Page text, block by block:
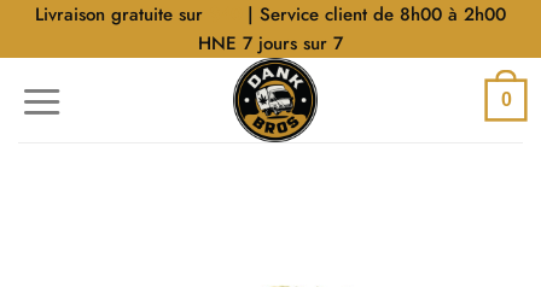
AllerLivraison gratuite sur
| Service client de 8h00 à 2h00
HNE 7 jours sur 7
0